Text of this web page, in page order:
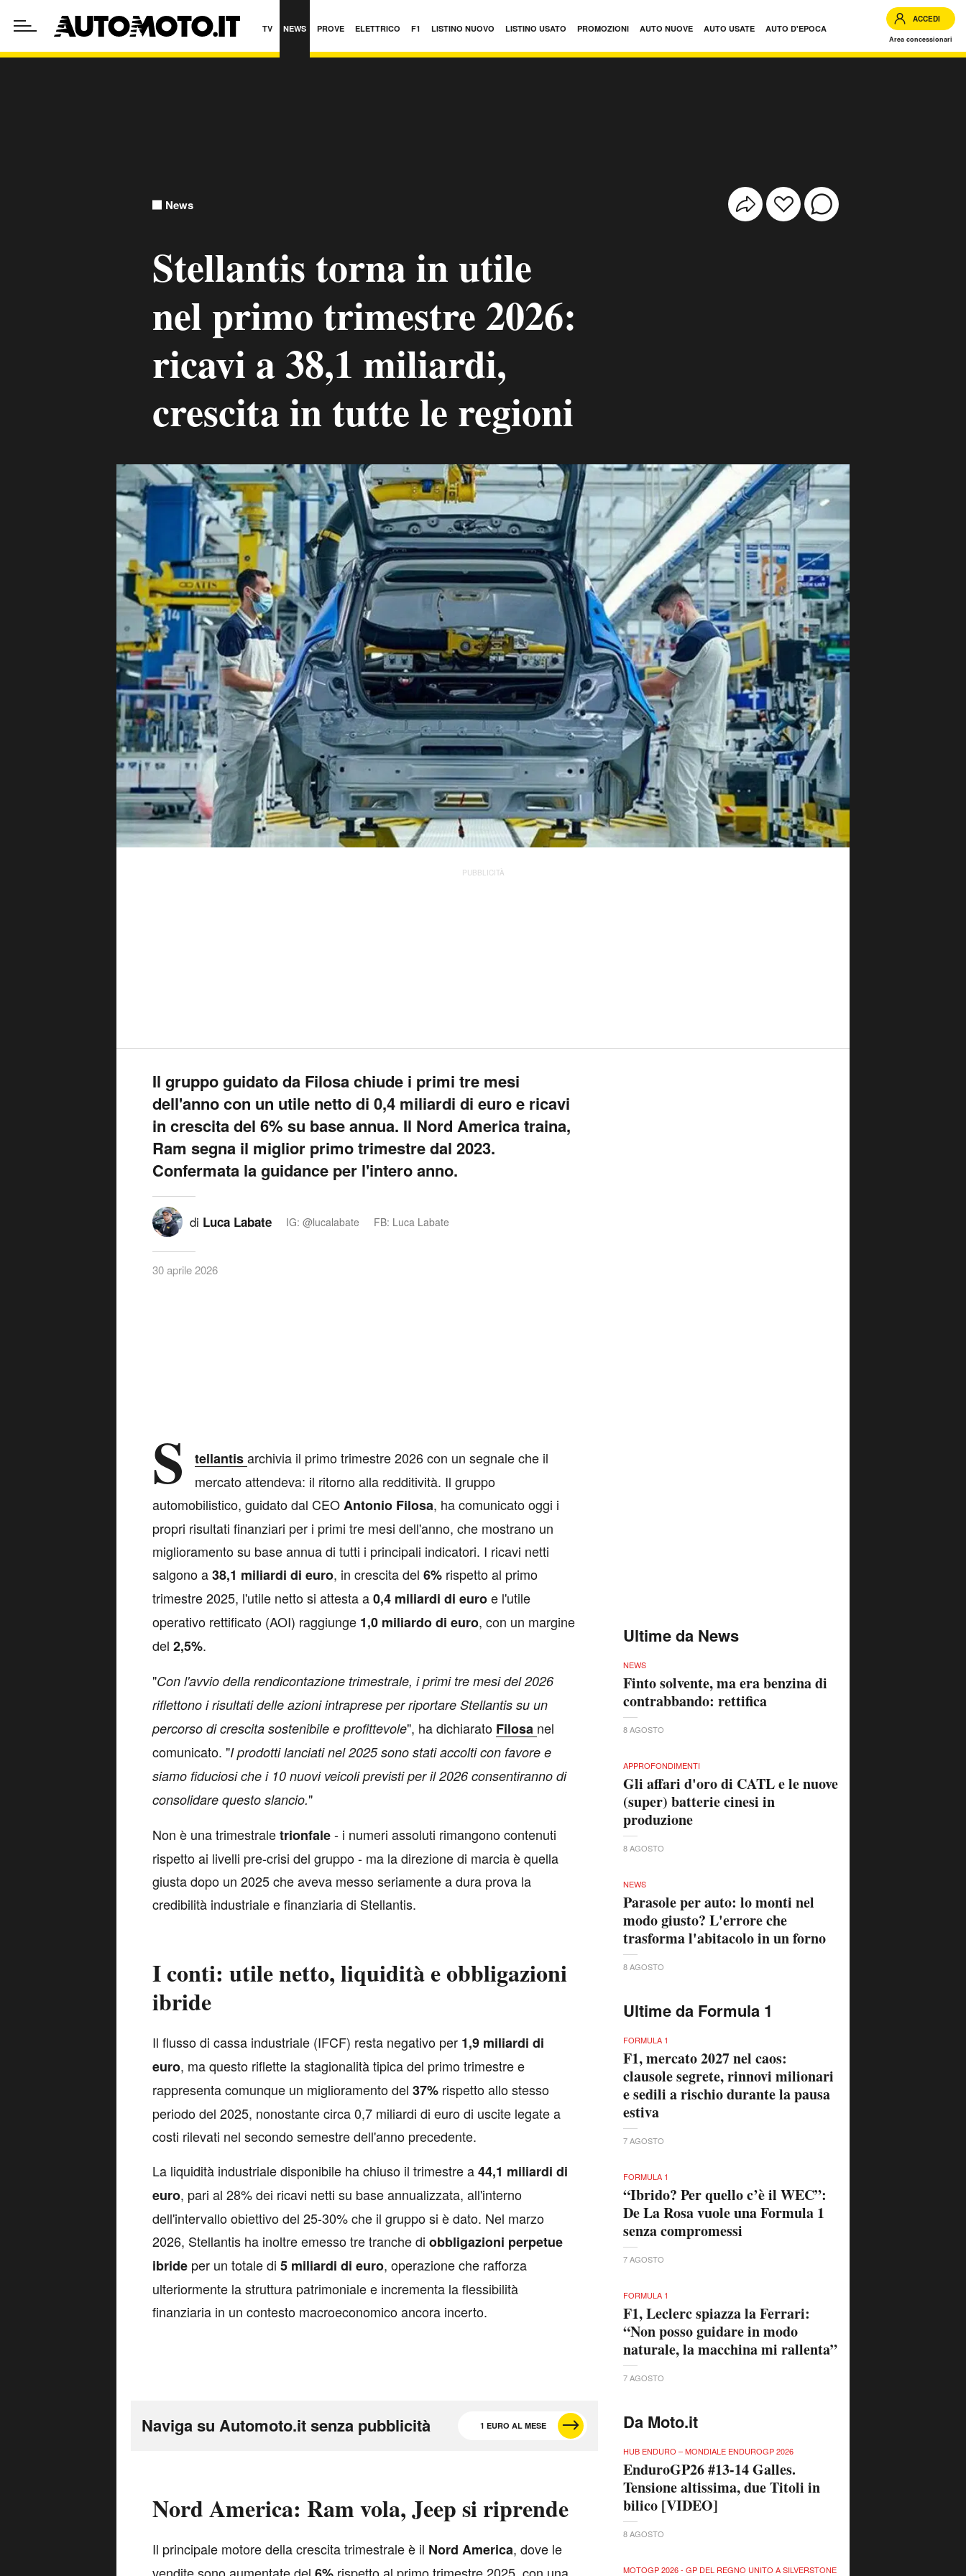
TV NEWS PROVE ELETTRICO F1 LISTINO NUOVO LISTINO USATO PROMOZIONI AUTO NUOVE AUTO USATE AUTO D'EPOCA
ACCEDI
Area concessionari
News
Stellantis torna in utile
nel primo trimestre 2026:
ricavi a 38,1 miliardi,
crescita in tutte le regioni
PUBBLICITÀ
Il gruppo guidato da Filosa chiude i primi tre mesi
dell'anno con un utile netto di 0,4 miliardi di euro e ricavi
in crescita del 6% su base annua. Il Nord America traina,
Ram segna il miglior primo trimestre dal 2023.
Confermata la guidance per l'intero anno.
di Luca Labate IG: @lucalabate FB: Luca Labate
30 aprile 2026
S tellantisarchivia il primo trimestre 2026 con un segnale che il
mercato attendeva: il ritorno alla redditività. Il gruppo
automobilistico, guidato dal CEOAntonio Filosa, ha comunicato oggi i
propri risultati finanziari per i primi tre mesi dell'anno, che mostrano un
miglioramento su base annua di tutti i principali indicatori. I ricavi netti
salgono a38,1 miliardi di euro, in crescita del 6% rispetto al primo
trimestre 2025, l'utile netto si attesta a0,4 miliardi di euroe l'utile
operativo rettificato (AOI) raggiunge 1,0 miliardo di euro, con un margine
del 2,5%.
"Con l'avvio della rendicontazione trimestrale, i primi tre mesi del 2026
riflettono i risultati delle azioni intraprese per riportare Stellantis su un
percorso di crescita sostenibile e profittevole", ha dichiarato Filosa nel
comunicato. "I prodotti lanciati nel 2025 sono stati accolti con favore e
siamo fiduciosi che i 10 nuovi veicoli previsti per il 2026 consentiranno di
consolidare questo slancio."
Non è una trimestraletrionfale- i numeri assoluti rimangono contenuti
rispetto ai livelli pre-crisi del gruppo - ma la direzione di marcia è quella
giusta dopo un 2025 che aveva messo seriamente a dura prova la
credibilità industriale e finanziaria di Stellantis.
I conti: utile netto, liquidità e obbligazioni
ibride
Il flusso di cassa industriale (IFCF) resta negativo per 1,9 miliardi di
euro, ma questo riflette la stagionalità tipica del primo trimestre e
rappresenta comunque un miglioramento del 37% rispetto allo stesso
periodo del 2025, nonostante circa 0,7 miliardi di euro di uscite legate a
costi rilevati nel secondo semestre dell'anno precedente.
La liquidità industriale disponibile ha chiuso il trimestre a44,1 miliardi di
euro, pari al 28% dei ricavi netti su base annualizzata, all'interno
dell'intervallo obiettivo del 25-30% che il gruppo si è dato. Nel marzo
2026, Stellantis ha inoltre emesso tre tranche di obbligazioni perpetue
ibride per un totale di 5 miliardi di euro, operazione che rafforza
ulteriormente la struttura patrimoniale e incrementa la flessibilità
finanziaria in un contesto macroeconomico ancora incerto.
Naviga su Automoto.it senza pubblicità 1 EURO AL MESE
Nord America: Ram vola, Jeep si riprende
Il principale motore della crescita trimestrale è il Nord America, dove le
Ultime da News
NEWS
Finto solvente, ma era benzina di
contrabbando: rettifica
8 AGOSTO
APPROFONDIMENTI
Gli affari d'oro di CATL e le nuove
(super) batterie cinesi in
produzione
8 AGOSTO
NEWS
Parasole per auto: lo monti nel
modo giusto? L'errore che
trasforma l'abitacolo in un forno
8 AGOSTO
Ultime da Formula 1
FORMULA 1
F1, mercato 2027 nel caos:
clausole segrete, rinnovi milionari
e sedili a rischio durante la pausa
estiva
7 AGOSTO
FORMULA 1
“Ibrido? Per quello c’è il WEC”:
De La Rosa vuole una Formula 1
senza compromessi
7 AGOSTO
FORMULA 1
F1, Leclerc spiazza la Ferrari:
“Non posso guidare in modo
naturale, la macchina mi rallenta”
7 AGOSTO
Da Moto.it
HUB ENDURO – MONDIALE ENDUROGP 2026
EnduroGP26 #13-14 Galles.
Tensione altissima, due Titoli in
bilico [VIDEO]
8 AGOSTO
MOTOGP 2026 - GP DEL REGNO UNITO A SILVERSTONE